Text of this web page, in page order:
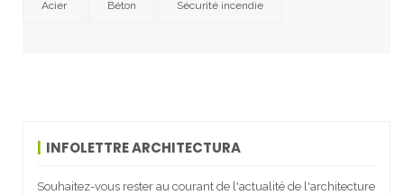
Acier Béton Sécurité incendie
INFOLETTRE ARCHITECTURA
Souhaitez-vous rester au courant de l'actualité de l'architecture